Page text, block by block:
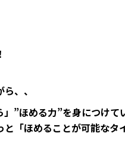
、、
”ほめる力”を身につけて
「ほめることが可能なタ